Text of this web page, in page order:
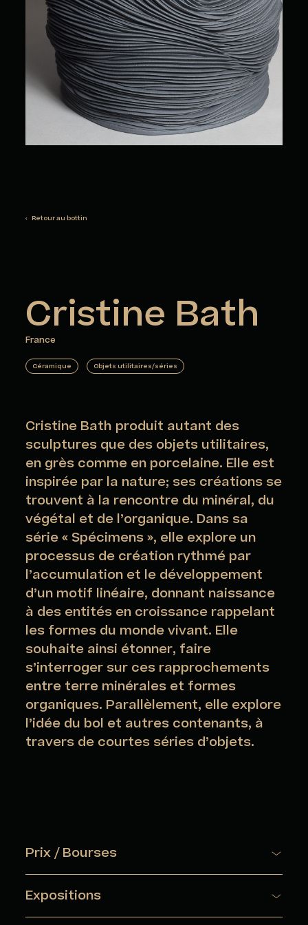
‹ Retour au bottin
Cristine Bath
France
Céramique Objets utilitaires/séries
Cristine Bath produit autant des
sculptures que des objets utilitaires,
en grès comme en porcelaine. Elle est
inspirée par la nature; ses créations se
trouvent à la rencontre du minéral, du
végétal et de l’organique. Dans sa
série « Spécimens », elle explore un
processus de création rythmé par
l’accumulation et le développement
d’un motif linéaire, donnant naissance
à des entités en croissance rappelant
les formes du monde vivant. Elle
souhaite ainsi étonner, faire
s’interroger sur ces rapprochements
entre terre minérales et formes
organiques. Parallèlement, elle explore
l’idée du bol et autres contenants, à
travers de courtes séries d’objets.
Prix / Bourses
Salon Résonance(s) – Strasbourg, France
Prix Hélène Bertaux, 1er prix de la Chambre des Métiers et
Expositions